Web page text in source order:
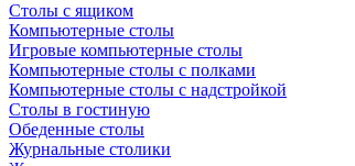
Столы с ящиком
Компьютерные столы
Игровые компьютерные столы
Компьютерные столы с полками
Компьютерные столы с надстройкой
Столы в гостиную
Обеденные столы
Журнальные столики